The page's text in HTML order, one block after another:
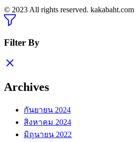
© 2023 All rights reserved. kakabaht.com
Filter By
Archives
กันยายน 2024
สิงหาคม 2024
มิถุนายน 2022